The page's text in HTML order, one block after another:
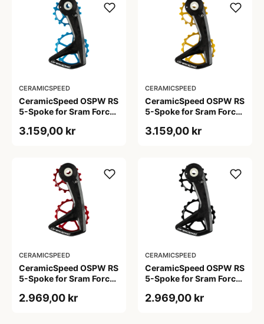
CERAMICSPEED
CeramicSpeed OSPW RS
5-Spoke for Sram Force
3.159,00 kr
CERAMICSPEED
CeramicSpeed OSPW RS
5-Spoke for Sram Force
3.159,00 kr
CERAMICSPEED
CeramicSpeed OSPW RS
5-Spoke for Sram Force
2.969,00 kr
CERAMICSPEED
CeramicSpeed OSPW RS
5-Spoke for Sram Force
2.969,00 kr